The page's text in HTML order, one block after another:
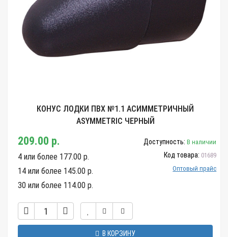
КОНУС ЛОДКИ ПВХ №1.1 АСИММЕТРИЧНЫЙ
ASYMMETRIC ЧЕРНЫЙ
209.00 р.
4 или более 177.00 р.
14 или более 145.00 р.
30 или более 114.00 р.
Доступность: В наличии
Код товара: 01689
Оптовый прайс
В КОРЗИНУ